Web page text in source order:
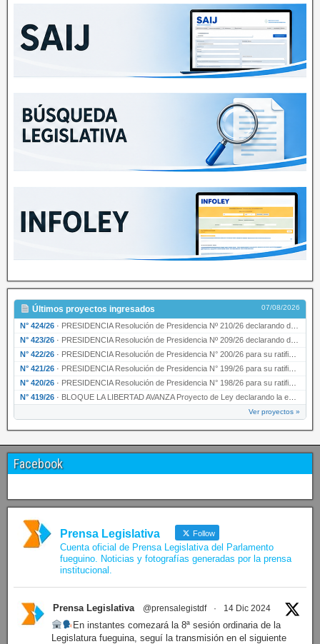
Últimos proyectos ingresados 07/08/2026
N° 424/26 · PRESIDENCIA Resolución de Presidencia Nº 210/26 declarando de interés provincial el proyec…
N° 423/26 · PRESIDENCIA Resolución de Presidencia Nº 209/26 declarando de interés provincial la presen…
N° 422/26 · PRESIDENCIA Resolución de Presidencia N° 200/26 para su ratificación.
N° 421/26 · PRESIDENCIA Resolución de Presidencia N° 199/26 para su ratificación.
N° 420/26 · PRESIDENCIA Resolución de Presidencia N° 198/26 para su ratificación.
N° 419/26 · BLOQUE LA LIBERTAD AVANZA Proyecto de Ley declarando la esencialidad del servicio educativ…
Ver proyectos »
Facebook
Prensa Legislativa Follow
Cuenta oficial de Prensa Legislativa del Parlamento
fueguino. Noticias y fotografías generadas por la prensa
institucional.
Prensa Legislativa @prensalegistdf · 14 Dic 2024
En instantes comezará la 8ª sesión ordinaria de la
Legislatura fueguina, seguí la transmisión en el siguiente